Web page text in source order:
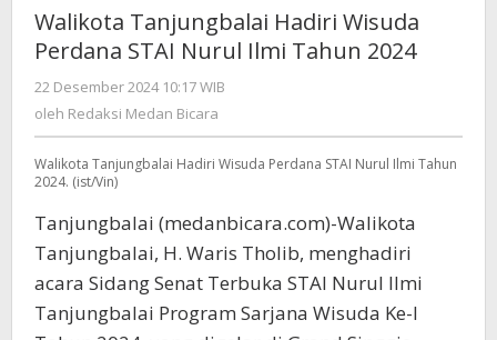
Perdana
STAI
Nurul
Walikota Tanjungbalai Hadiri Wisuda
Perdana STAI Nurul Ilmi Tahun 2024
22 Desember 2024 10:17 WIB
oleh Redaksi Medan Bicara
Walikota Tanjungbalai Hadiri Wisuda Perdana STAI Nurul Ilmi Tahun
2024. (ist/Vin)
Tanjungbalai (medanbicara.com)-Walikota
Tanjungbalai, H. Waris Tholib, menghadiri
acara Sidang Senat Terbuka STAI Nurul Ilmi
Tanjungbalai Program Sarjana Wisuda Ke-I